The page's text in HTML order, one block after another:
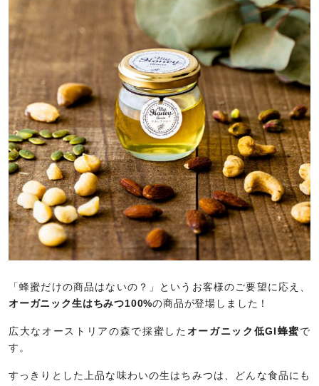
「蜂蜜だけの商品はないの？」というお客様のご要望に応え、
オーガニック生はちみつ100%の商品が登場しました！
広大なオーストリアの森で採蜜した オーガニック低GI蜂蜜 で
す。
すっきりとした上品な味わいの生はちみつは、どんな食品にも